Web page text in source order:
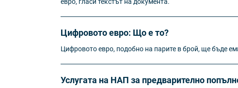
евро, гласи текстът на документа.
Цифровото евро: Що е то?
Цифровото евро, подобно на парите в брой, ще бъде
Услугата на НАП за предварително